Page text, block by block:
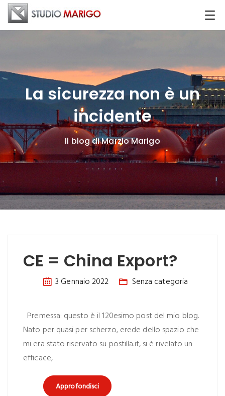
La sicurezza non è un
incidente
Il blog di Marzio Marigo
CE = China Export?
3 Gennaio 2022 Senza categoria
Premessa: questo è il 120esimo post del mio blog.
Nato per quasi per scherzo, erede dello spazio che
mi era stato riservato su postilla.it, si è rivelato un
efficace,
Approfondisci